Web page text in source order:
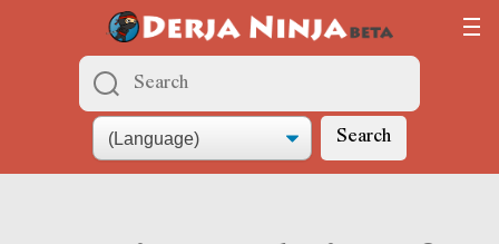
Search